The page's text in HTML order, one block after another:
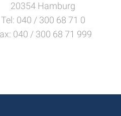
20354 Hamburg
Tel: 040 / 300 68 71 0
040 / 300 68 71 999